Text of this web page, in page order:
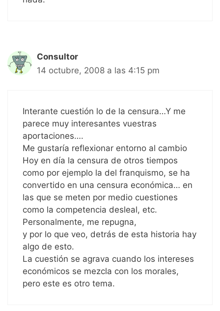
Consultor
14 octubre, 2008 a las 4:15 pm
Interante cuestión lo de la censura…Y me
parece muy interesantes vuestras
aportaciones….
Me gustaría reflexionar entorno al cambio
Hoy en día la censura de otros tiempos
como por ejemplo la del franquismo, se ha
convertido en una censura económica… en
las que se meten por medio cuestiones
como la competencia desleal, etc.
Personalmente, me repugna,
y por lo que veo, detrás de esta historia hay
algo de esto.
La cuestión se agrava cuando los intereses
económicos se mezcla con los morales,
pero este es otro tema.